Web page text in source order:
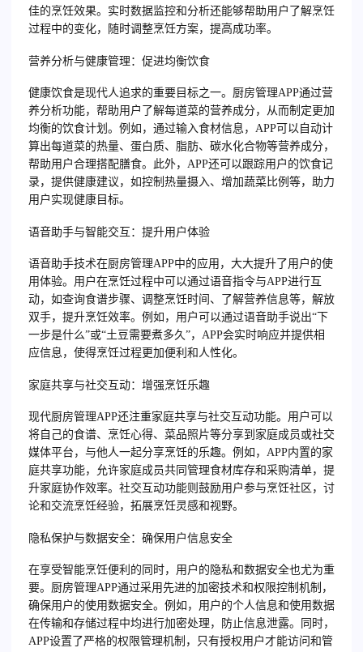
佳的烹饪效果。实时数据监控和分析还能够帮助用户了解烹饪
过程中的变化，随时调整烹饪方案，提高成功率。
营养分析与健康管理：促进均衡饮食
健康饮食是现代人追求的重要目标之一。厨房管理APP通过营
养分析功能，帮助用户了解每道菜的营养成分，从而制定更加
均衡的饮食计划。例如，通过输入食材信息，APP可以自动计
算出每道菜的热量、蛋白质、脂肪、碳水化合物等营养成分，
帮助用户合理搭配膳食。此外，APP还可以跟踪用户的饮食记
录，提供健康建议，如控制热量摄入、增加蔬菜比例等，助力
用户实现健康目标。
语音助手与智能交互：提升用户体验
语音助手技术在厨房管理APP中的应用，大大提升了用户的使
用体验。用户在烹饪过程中可以通过语音指令与APP进行互
动，如查询食谱步骤、调整烹饪时间、了解营养信息等，解放
双手，提升烹饪效率。例如，用户可以通过语音助手说出“下
一步是什么”或“土豆需要煮多久”，APP会实时响应并提供相
应信息，使得烹饪过程更加便利和人性化。
家庭共享与社交互动：增强烹饪乐趣
现代厨房管理APP还注重家庭共享与社交互动功能。用户可以
将自己的食谱、烹饪心得、菜品照片等分享到家庭成员或社交
媒体平台，与他人一起分享烹饪的乐趣。例如，APP内置的家
庭共享功能，允许家庭成员共同管理食材库存和采购清单，提
升家庭协作效率。社交互动功能则鼓励用户参与烹饪社区，讨
论和交流烹饪经验，拓展烹饪灵感和视野。
隐私保护与数据安全：确保用户信息安全
在享受智能烹饪便利的同时，用户的隐私和数据安全也尤为重
要。厨房管理APP通过采用先进的加密技术和权限控制机制，
确保用户的使用数据安全。例如，用户的个人信息和使用数据
在传输和存储过程中均进行加密处理，防止信息泄露。同时，
APP设置了严格的权限管理机制，只有授权用户才能访问和管